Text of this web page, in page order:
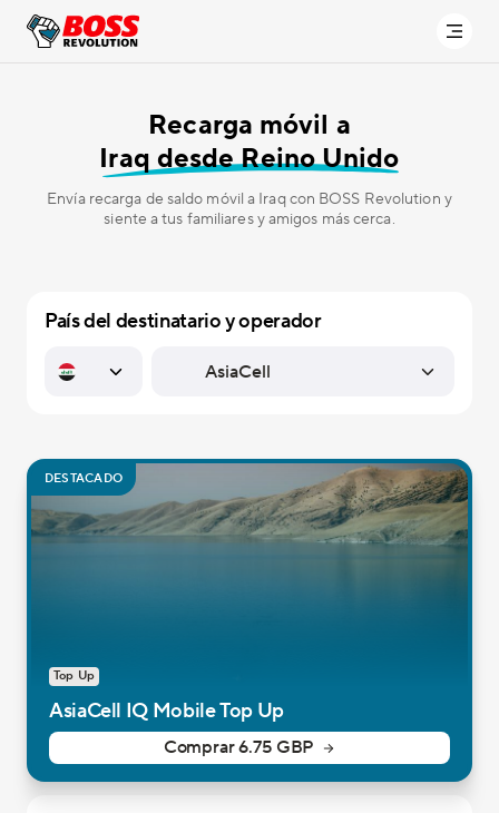
Recarga móvil a
Iraq desde Reino Unido
Envía recarga de saldo móvil a Iraq con BOSS Revolution y
siente a tus familiares y amigos más cerca.
País del destinatario y operador
Top Up
DESTACADO
AsiaCell IQ Mobile Top Up
Comprar 6.75 GBP